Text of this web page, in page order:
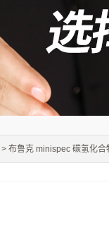
> 布鲁克 minispec 碳氢化合